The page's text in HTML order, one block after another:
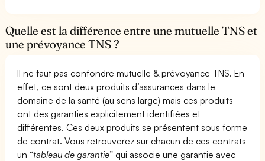
Quelle est la différence entre une mutuelle TNS et
une prévoyance TNS ?
Il ne faut pas confondre mutuelle & prévoyance TNS. En
effet, ce sont deux produits d’assurances dans le
domaine de la santé (au sens large) mais ces produits
ont des garanties explicitement identifiées et
différentes. Ces deux produits se présentent sous forme
de contrat. Vous retrouverez sur chacun de ces contrats
un “tableau de garantie” qui associe une garantie avec